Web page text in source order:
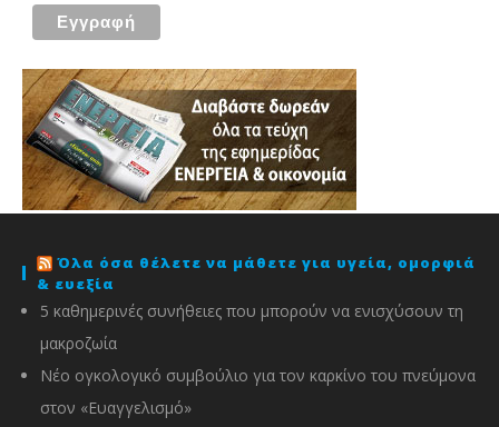
Όλα όσα θέλετε να μάθετε για υγεία, ομορφιά
& ευεξία
5 καθημερινές συνήθειες που μπορούν να ενισχύσουν τη
μακροζωία
Νέο ογκολογικό συμβούλιο για τον καρκίνο του πνεύμονα
στον «Ευαγγελισμό»